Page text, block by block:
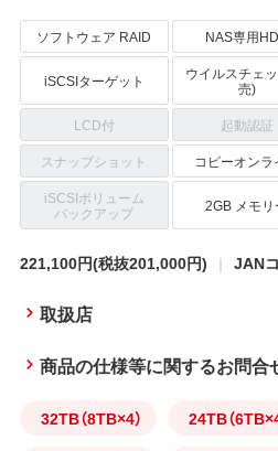
ソフトウェア RAID NAS専用
iSCSIターゲット ウイルスチェ
売)
LCD付
起動認証
スナップショット
コピーオンラ
iSCSIボリューム
バックアップ 2GB メモリ
221,100円(税抜201,000円) JAN
取扱店
商品の仕様等に関するお問合
32TB（8TB×4） 24TB（